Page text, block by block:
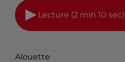
Lecture (2 min 10 sec)
Alouette